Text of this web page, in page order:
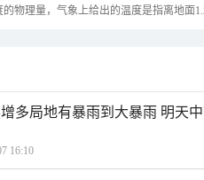
物理量，气象上给出的温度是指离地面
多局地有暴雨到大暴雨 明天
16:10